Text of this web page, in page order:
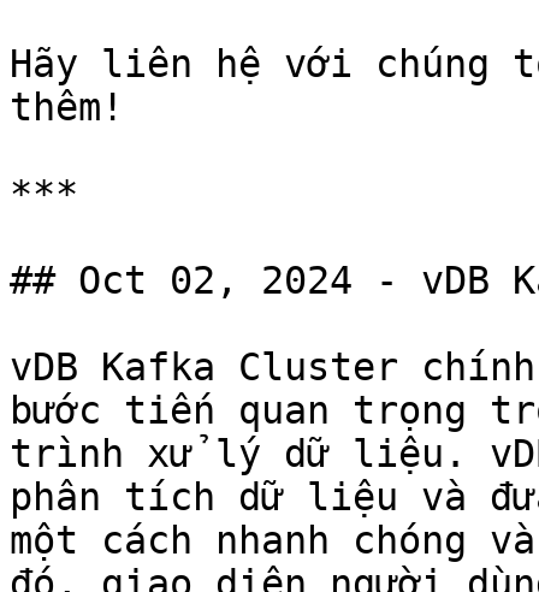
Hãy liên hệ với chúng
thêm!
***
## Oct 02, 2024 - vDB
vDB Kafka Cluster
bước tiến quan trọng
trình xử lý dữ liệu.
phân tích dữ liệu và
một cách nhanh chóng